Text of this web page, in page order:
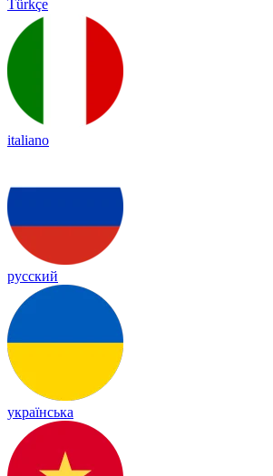
Türkçe
italiano
русский
українська